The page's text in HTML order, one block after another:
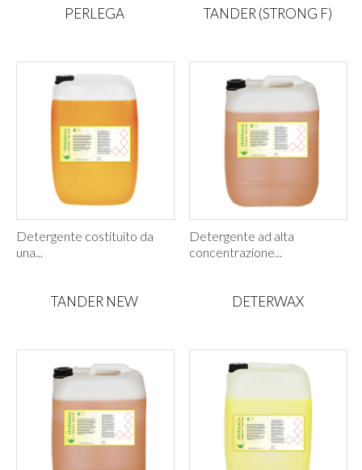
PERLEGA
Detergente costituito da
una...
TANDER (STRONG F)
Detergente ad alta
concentrazione...
TANDER NEW DETERWAX